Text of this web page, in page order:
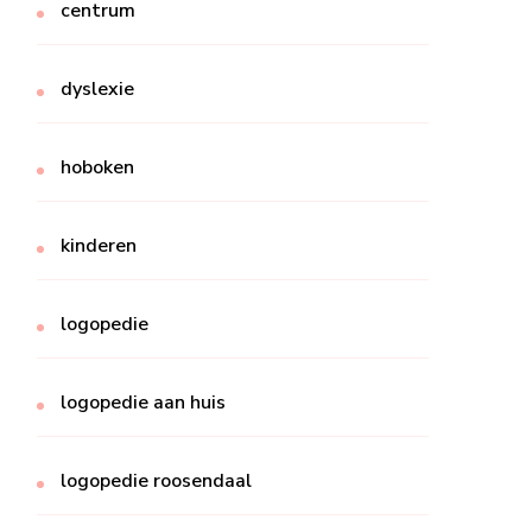
centrum
dyslexie
hoboken
kinderen
logopedie
logopedie aan huis
logopedie roosendaal